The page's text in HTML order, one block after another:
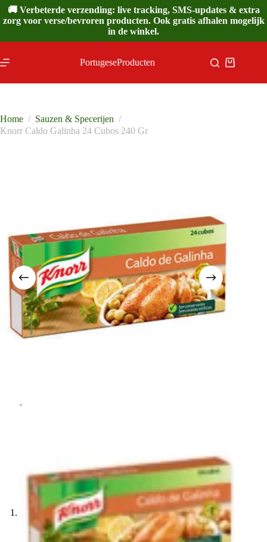
Ga
naar
de
🚚 Verbeterde verzending: live tracking, SMS-updates & extra
zorg voor verse/bevroren producten. Ook gratis afhalen mogelijk
in de winkel.
PortugeseProducten
Home / Sauzen & Specerijen /
Knorr Caldo Galinha 24 Cubos 240 Gr